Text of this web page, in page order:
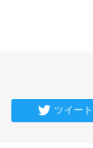
ツイート